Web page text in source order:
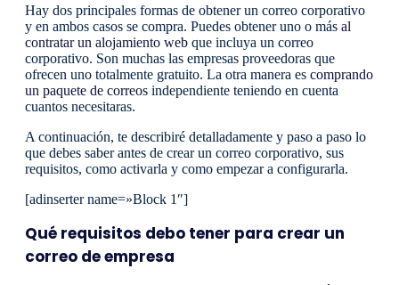
Hay dos principales formas de obtener un correo corporativo
y en ambos casos se compra. Puedes obtener uno o más al
contratar un alojamiento web que incluya un correo
corporativo. Son muchas las empresas proveedoras que
ofrecen uno totalmente gratuito. La otra manera es comprando
un paquete de correos independiente teniendo en cuenta
cuantos necesitaras.
A continuación, te describiré detalladamente y paso a paso lo
que debes saber antes de crear un correo corporativo, sus
requisitos, como activarla y como empezar a configurarla.
[adinserter name=»Block 1″]
Qué requisitos debo tener para crear un
correo de empresa